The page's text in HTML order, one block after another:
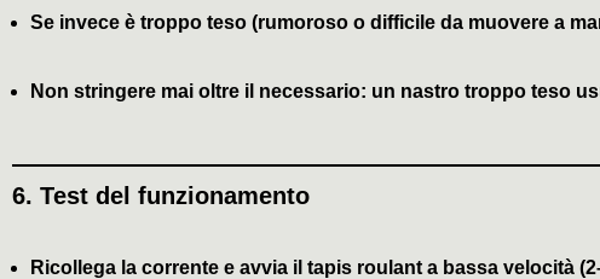
Se invece è troppo teso (rumoroso o difficile da muovere a
Non stringere mai oltre il necessario: un nastro troppo teso
6. Test del funzionamento
Ricollega la corrente e avvia il tapis roulant a bassa velocità